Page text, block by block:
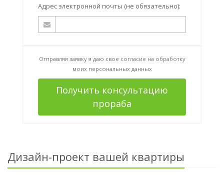
Адрес электронной почты (не обязательно):
Отправляя заявку я даю свое согласие на обработку
моих персональных данных
Получить консультацию
прораба
Дизайн-проект вашей квартиры